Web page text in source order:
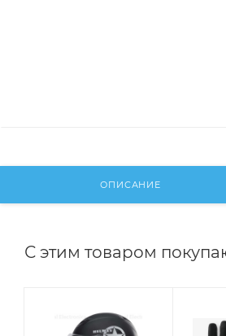
ОПИСАНИЕ
С этим товаром